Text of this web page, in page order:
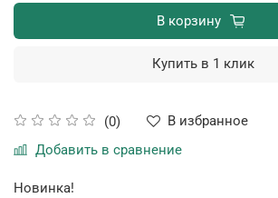
(0)
В избранное
Добавить в сравнение
В корзину
Купить в 1 клик
Новинка!